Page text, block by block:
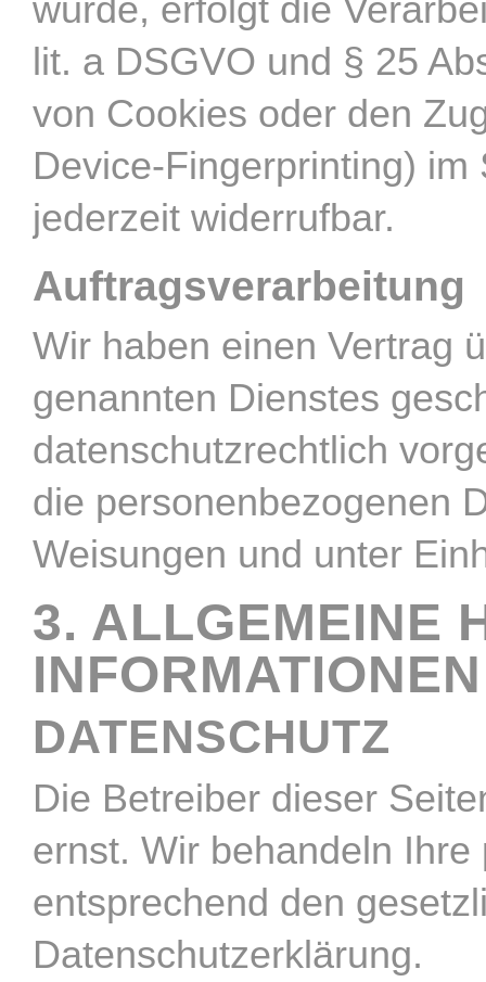
wurde, erfolgt die
lit. a DSGVO und § 25
von Cookies oder den
Device-Fingerprinting)
jederzeit widerrufbar.
Auftragsverarbeitung
Wir haben einen Vertrag
genannten Dienstes
datenschutzrechtlich
die personenbezogenen
Weisungen und unter
3. ALLGEMEINE
INFORMATIONEN
DATENSCHUTZ
Die Betreiber dieser
ernst. Wir behandeln
entsprechend den
Datenschutzerklärung.